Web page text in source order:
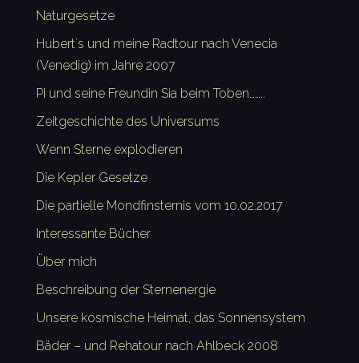
Naturgesetze
Hubert´s und meine Radtour nach Venecia
(Venedig) im Jahre 2007
Pi und seine Freundin Sia beim Toben……..
Zeitgeschichte des Universums
Wenn Sterne explodieren
Die Kepler Gesetze
Die partielle Mondfinsternis vom 10.02.2017
Interessante Bücher
Über mich
Beschreibung der Sternenergie
Unsere kosmische Heimat, das Sonnensystem
Bäder – und Rehatour nach Ahlbeck 2008